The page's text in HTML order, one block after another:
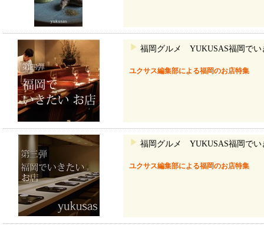
福岡グルメ YUKUSAS福岡で
ユクサス編集部による福岡のお店特集
福岡グルメ YUKUSAS福岡で
ユクサス編集部による福岡のお店特集